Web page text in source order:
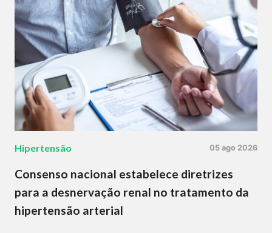
Hipertensão 05 ago 2026
Consenso nacional estabelece diretrizes
para a desnervação renal no tratamento da
hipertensão arterial